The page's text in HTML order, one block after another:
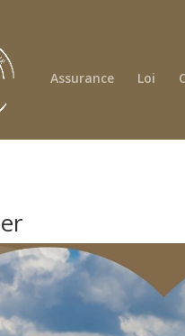
Assurance Loi